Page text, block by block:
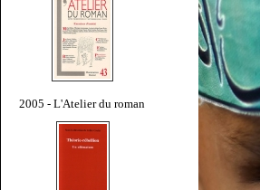
2005 - L'Atelier du roman